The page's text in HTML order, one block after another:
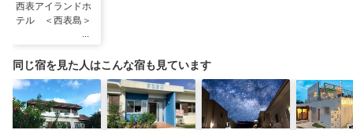
西表アイランドホ
テル ＜西表島＞
同じ宿を見た人はこんな宿も見ています